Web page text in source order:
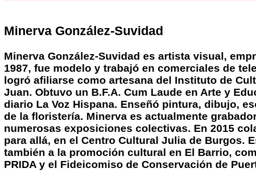
Minerva González-Suvidad
Minerva González-Suvidad es artista visual,
1987, fue modelo y trabajó en comerciales de
logró afiliarse como artesana del Instituto de
Juan. Obtuvo un B.F.A. Cum Laude en Arte y
diario La Voz Hispana. Enseñó pintura, dibujo,
de la floristería. Minerva es actualmente
numerosas exposiciones colectivas. En 2015
para allá, en el Centro Cultural Julia de Burgos.
también a la promoción cultural en El Barrio,
PRIDA y el Fideicomiso de Conservación de